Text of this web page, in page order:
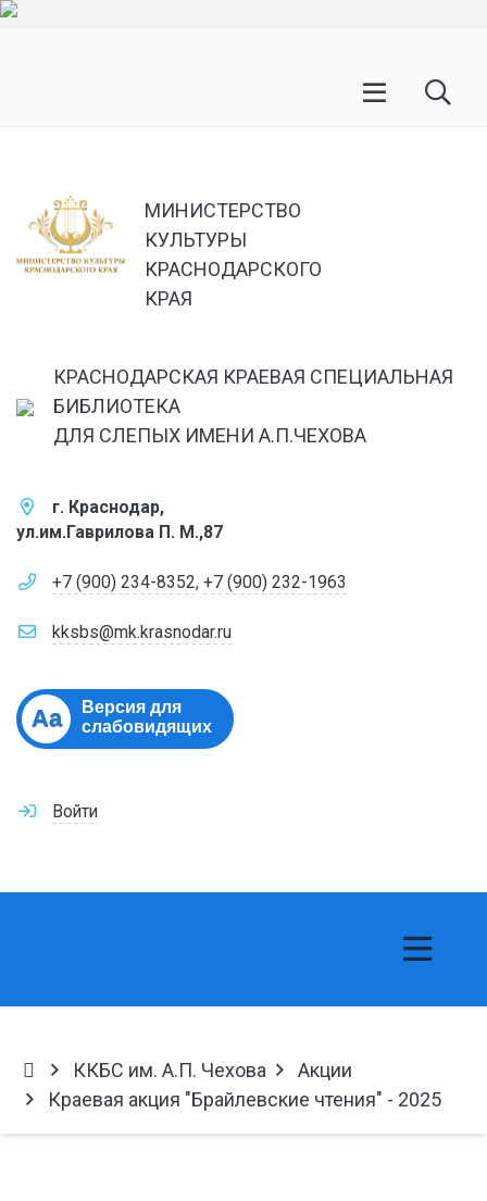
МИНИСТЕРСТВО
КУЛЬТУРЫ
КРАСНОДАРСКОГО
КРАЯ
КРАСНОДАРСКАЯ КРАЕВАЯ СПЕЦИАЛЬНАЯ
БИБЛИОТЕКА
ДЛЯ СЛЕПЫХ ИМЕНИ А.П.ЧЕХОВА
г. Краснодар,
ул.им.Гаврилова П. М.,87
+7 (900) 234-8352, +7 (900) 232-1963
kksbs@mk.krasnodar.ru
Aa
Версия для
слабовидящих
Войти
ККБС им. А.П. Чехова
Акции
Краевая акция "Брайлевские чтения" - 2025